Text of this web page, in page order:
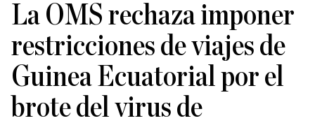
La OMS rechaza imponer
restricciones de viajes de
Guinea Ecuatorial por el
brote del virus de